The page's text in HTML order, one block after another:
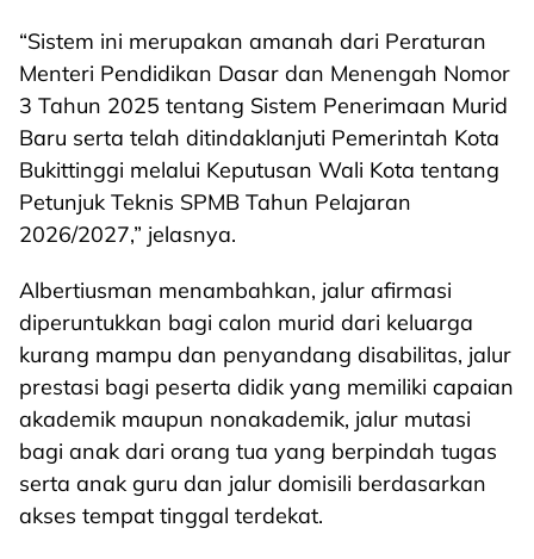
“Sistem ini merupakan amanah dari Peraturan
Menteri Pendidikan Dasar dan Menengah Nomor
3 Tahun 2025 tentang Sistem Penerimaan Murid
Baru serta telah ditindaklanjuti Pemerintah Kota
Bukittinggi melalui Keputusan Wali Kota tentang
Petunjuk Teknis SPMB Tahun Pelajaran
2026/2027,” jelasnya.
Albertiusman menambahkan, jalur afirmasi
diperuntukkan bagi calon murid dari keluarga
kurang mampu dan penyandang disabilitas, jalur
prestasi bagi peserta didik yang memiliki capaian
akademik maupun nonakademik, jalur mutasi
bagi anak dari orang tua yang berpindah tugas
serta anak guru dan jalur domisili berdasarkan
akses tempat tinggal terdekat.